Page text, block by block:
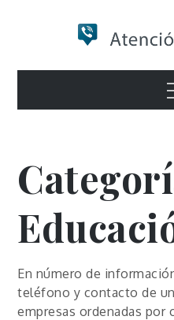
En número de
teléfono y contacto de
empresas ordenadas por